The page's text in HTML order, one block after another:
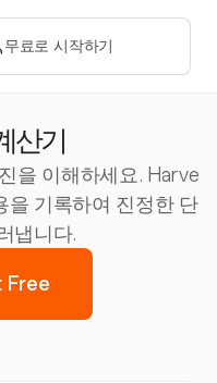
무료로 시작하기
산기
을 이해하세요. Harve
을 기록하여 진정한 단
냅니다.
Free